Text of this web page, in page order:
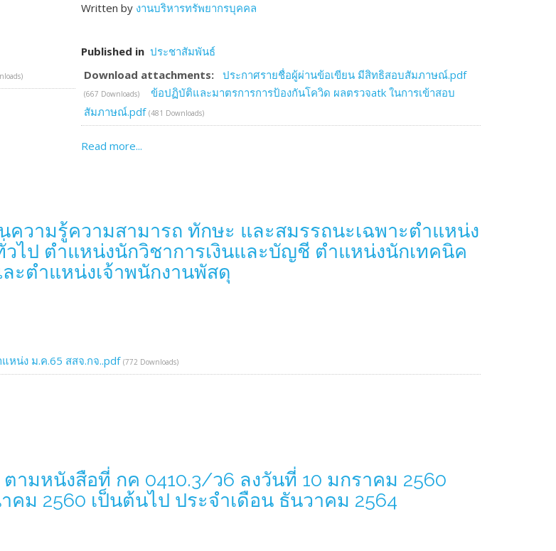
Written by งานบริหารทรัพยากรบุคคล
Published in ประชาสัมพันธ์
Download attachments: ประกาศรายชื่อผู้ผ่านข้อเขียน มีสิทธิสอบสัมภาษณ์.pdf
(667 Downloads)
ข้อปฏิบัติและมาตรการการป้องกันโควิด ผลตรวจatk ในการเข้าสอบ
สัมภาษณ์.pdf (481 Downloads)
Read more...
ความรู้ความสามารถ ทักษะ และสมรรถนะเฉพาะตำแหน่ง
วไป ตำแหน่งนักวิชาการเงินและบัญชี ตำแหน่งนักเทคนิค
ะตำแหน่งเจ้าพนักงานพัสดุ
หน่ง ม.ค.65 สสจ.กจ..pdf (772 Downloads)
ามหนังสือที่ กค 0410.3/ว6 ลงวันที่ 10 มกราคม 2560
คม 2560 เป็นต้นไป ประจำเดือน ธันวาคม 2564